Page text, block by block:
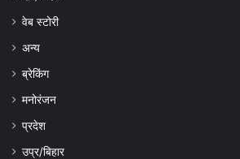
वेब स्टोरी
अन्य
ब्रेकिंग
मनोरंजन
प्रदेश
उप्र/बिहार